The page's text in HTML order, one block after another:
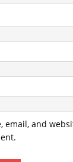
email, and